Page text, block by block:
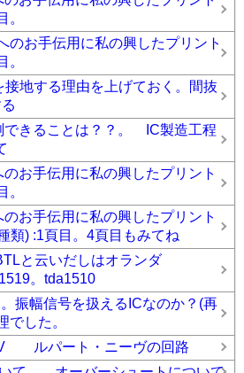
。
お手伝用に私の興したプリント
。
地する理由を上げておく。間抜
できることは？？。 IC製造工程
お手伝用に私の興したプリント
。
お手伝用に私の興したプリント
類) :1頁目。4頁目もみてね
と云いだしはオランダ
。tda1510
振幅信号を扱えるICなのか？(再
した。
ルパート・ニーヴの回路